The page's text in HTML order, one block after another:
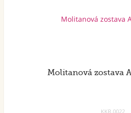
Molitanová zostava
KKR.0022